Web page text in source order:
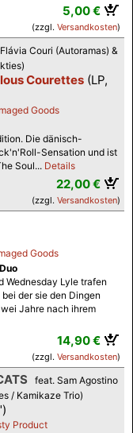
5,00 €
(zzgl. Versandkosten)
Couri (Autoramas) &
Courettes (LP,
Goods
Die dänisch-
Sensation und ist
Soul... Details
22,00 €
(zzgl. Versandkosten)
Goods
Wednesday Lyle trafen
der sie den Dingen
Jahre nach ihrem
14,90 €
(zzgl. Versandkosten)
feat. Sam Agostino
/ Kamikaze Trio)
Product